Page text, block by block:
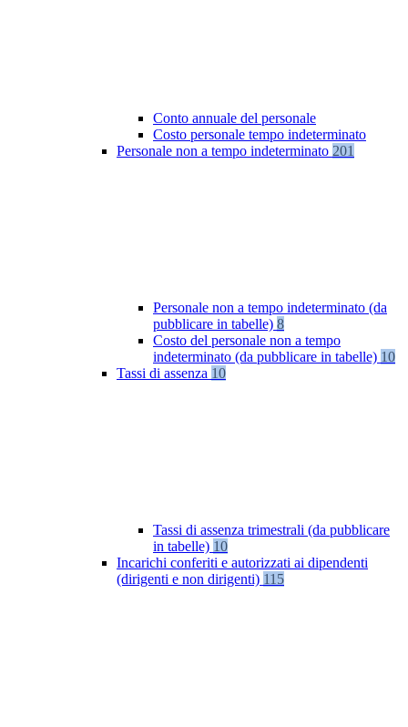
Conto annuale del personale
Costo personale tempo indeterminato
Personale non a tempo indeterminato 201
Personale non a tempo indeterminato (da
pubblicare in tabelle) 8
Costo del personale non a tempo
indeterminato (da pubblicare in tabelle) 10
Tassi di assenza 10
Tassi di assenza trimestrali (da pubblicare
in tabelle) 10
Incarichi conferiti e autorizzati ai dipendenti
(dirigenti e non dirigenti) 115